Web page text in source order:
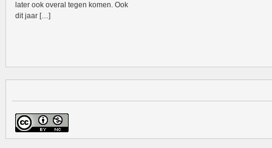
later ook overal tegen komen. Ook
dit jaar […]